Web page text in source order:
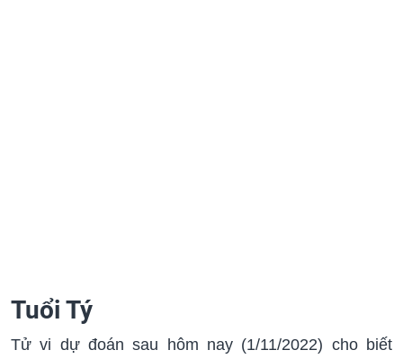
Tuổi Tý
Tử vi dự đoán sau hôm nay (1/11/2022) cho biết